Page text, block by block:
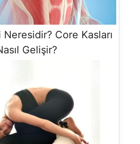
Core Kasları
Gelişir?